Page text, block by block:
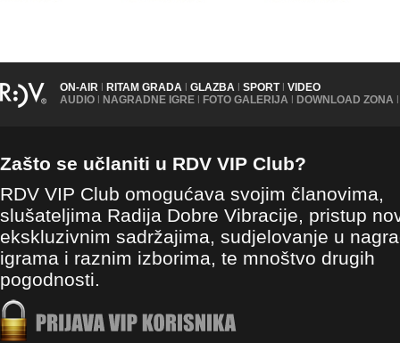
ON-AIR | RITAM GRADA | GLAZBA | SPORT | VIDEO
AUDIO | NAGRADNE IGRE | FOTO GALERIJA | DOWNLOAD ZONA |
Zašto se učlaniti u RDV VIP Club?
RDV VIP Club omogućava svojim članovima,
slušateljima Radija Dobre Vibracije, pristup
ekskluzivnim sadržajima, sudjelovanje u
igrama i raznim izborima, te mnoštvo drugih
pogodnosti.